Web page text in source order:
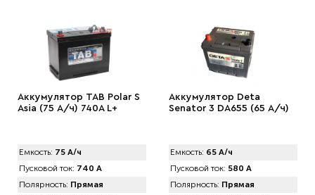
Аккумулятор TAB Pоlar S
Asia (75 А/ч) 740А L+
Емкость: 75 А/ч
Пусковой ток: 740 А
Полярность: Прямая
Аккумулятор Deta
Senator 3 DA655 (65 А/ч)
Емкость: 65 А/ч
Пусковой ток: 580 А
Полярность: Прямая